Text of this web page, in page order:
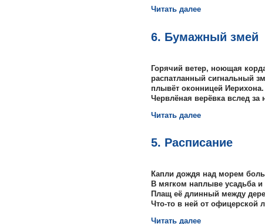
Читать далее
6. Бумажный змей
Горячий ветер, ноющая
распатланный сигнальный
плывёт оконницей Иерихона.
Червлёная верёвка вслед за
Читать далее
5. Расписание
Капли дождя над морем
В мягком наплыве усадьба и
Плащ её длинный между
Что-то в ней от офицерской
Читать далее